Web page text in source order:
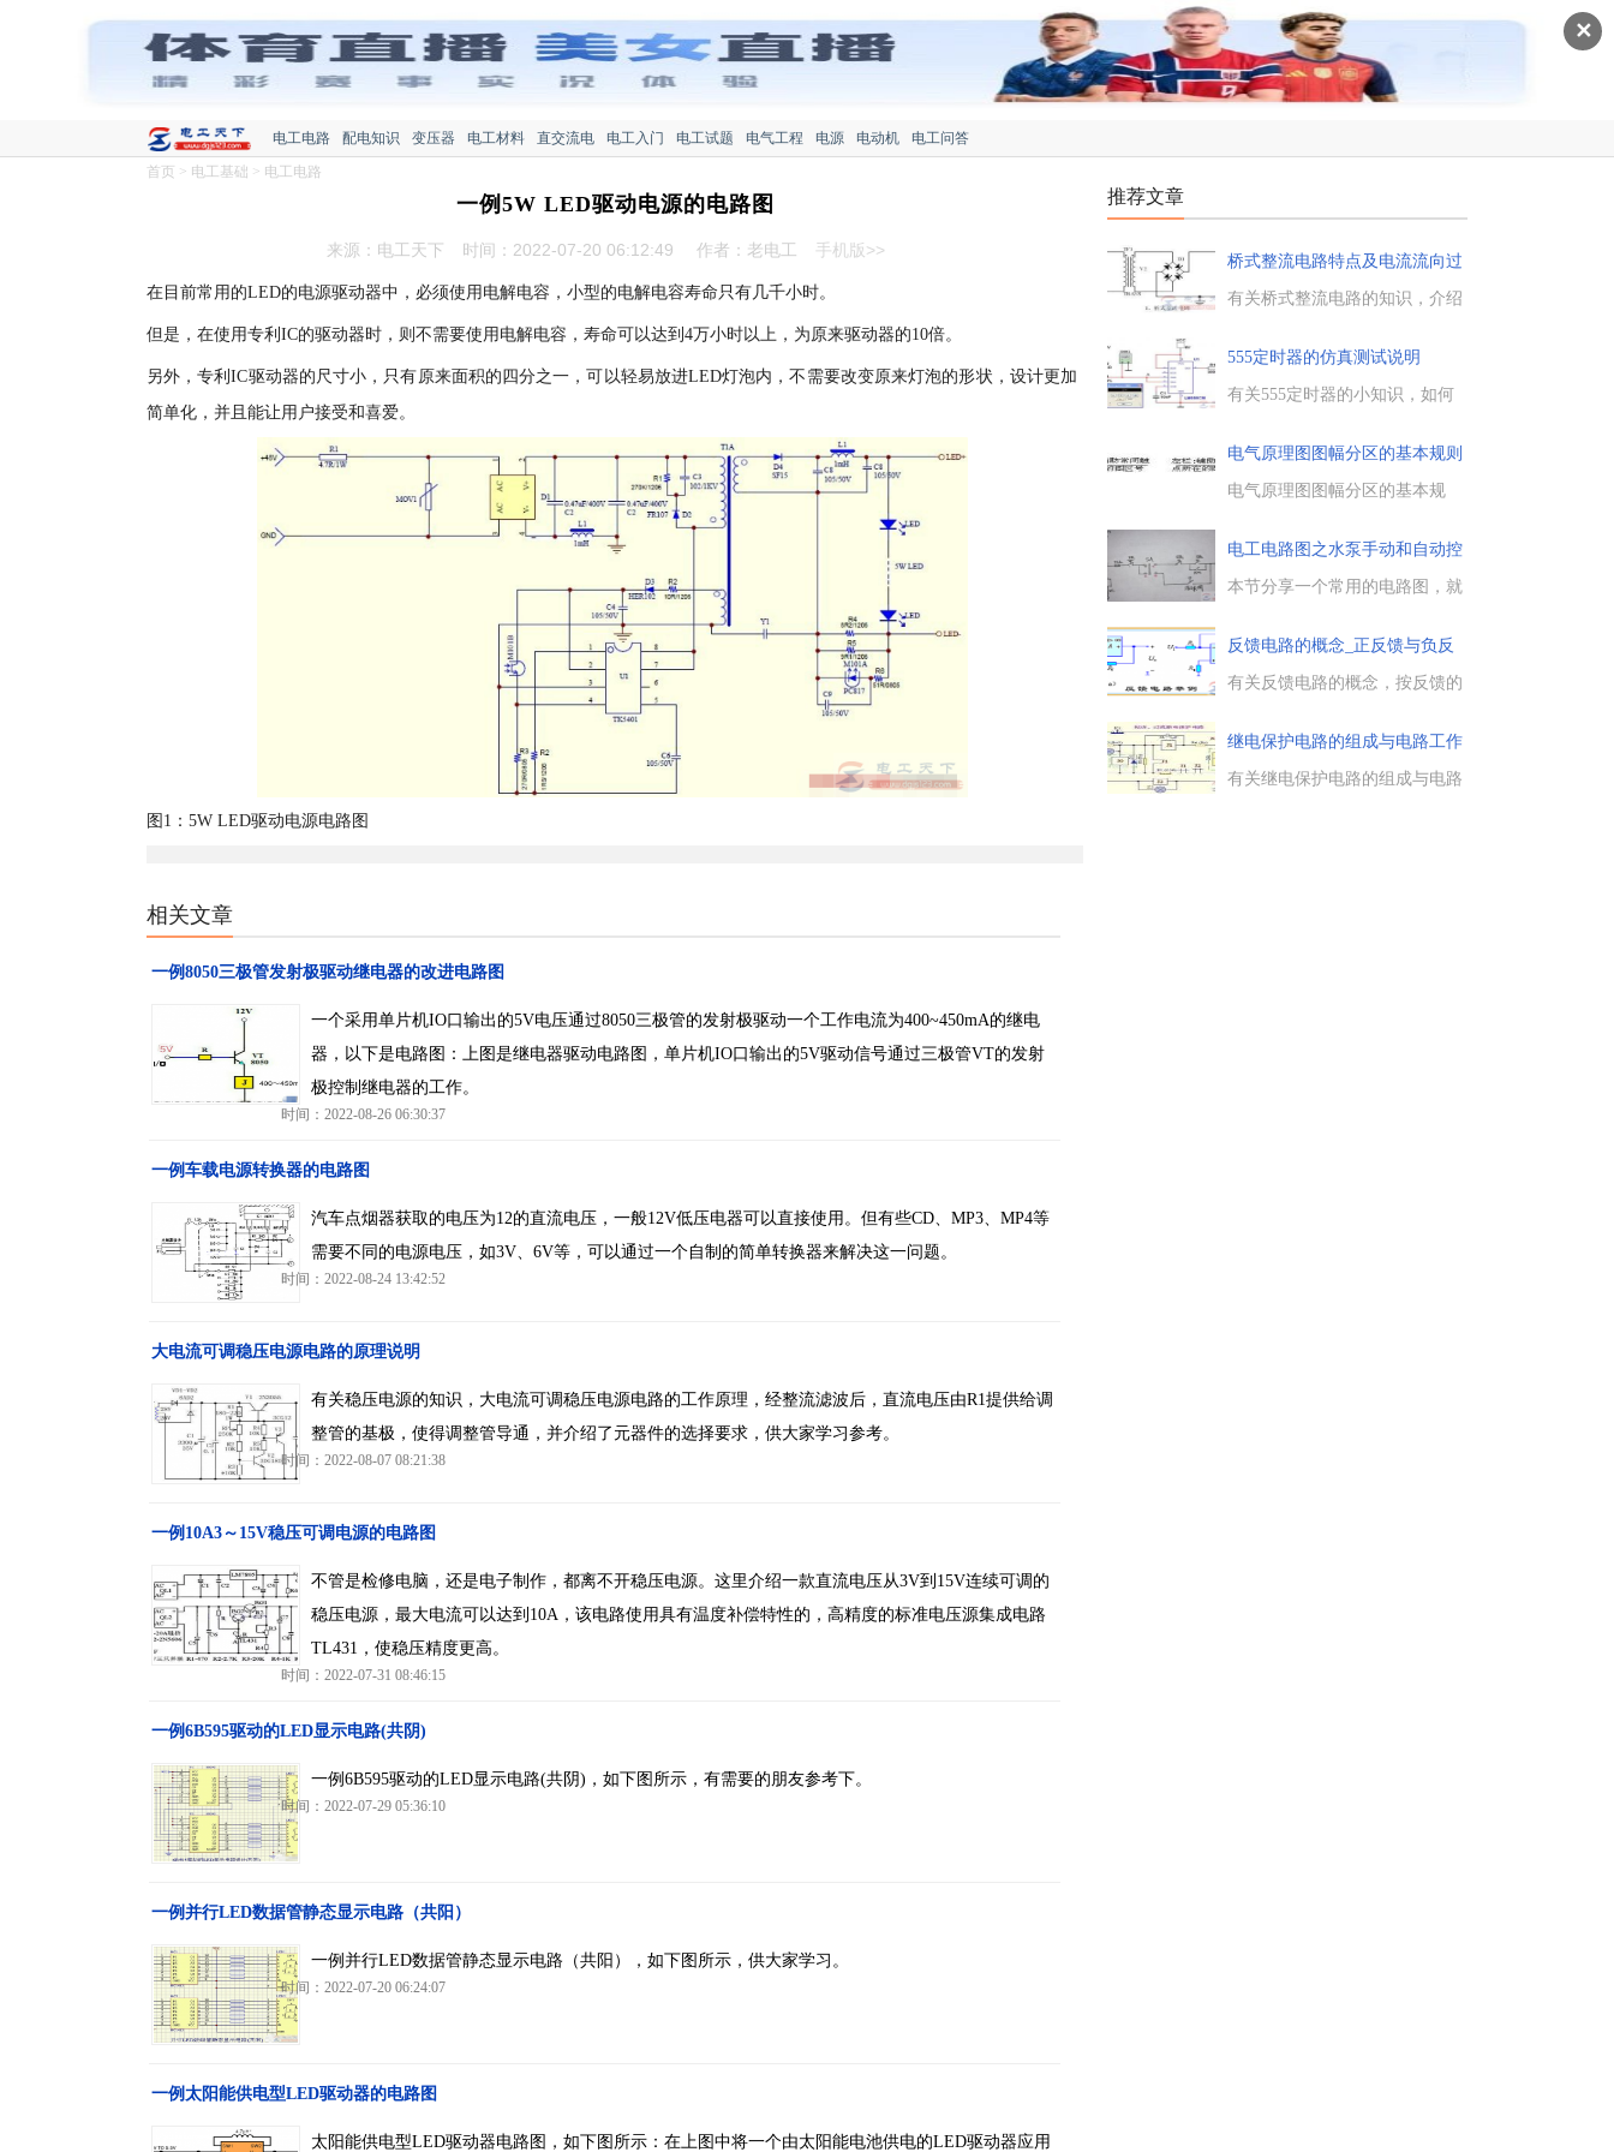
✕
电工电路 配电知识 变压器 电工材料 直交流电 电工入门 电工试题 电气工程 电源 电动机
电工问答
首页 > 电工基础 > 电工电路
一例5W LED驱动电源的电路图
来源：电工天下 时间：2022-07-20 06:12:49 作者：老电工 手机版>>
在目前常用的LED的电源驱动器中，必须使用电解电容，小型的电解电容寿命只有几千小时。
但是，在使用专利IC的驱动器时，则不需要使用电解电容，寿命可以达到4万小时以上，为原来驱动器的10倍。
另外，专利IC驱动器的尺寸小，只有原来面积的四分之一，可以轻易放进LED灯泡内，不需要改变原来灯泡的形状，设计更加
简单化，并且能让用户接受和喜爱。
图1：5W LED驱动电源电路图
相关文章
一例8050三极管发射极驱动继电器的改进电路图
一个采用单片机IO口输出的5V电压通过8050三极管的发射极驱动一个工作电流为400~450mA的继电
器，以下是电路图：上图是继电器驱动电路图，单片机IO口输出的5V驱动信号通过三极管VT的发射
极控制继电器的工作。
时间：2022-08-26 06:30:37
一例车载电源转换器的电路图
汽车点烟器获取的电压为12的直流电压，一般12V低压电器可以直接使用。但有些CD、MP3、MP4等
需要不同的电源电压，如3V、6V等，可以通过一个自制的简单转换器来解决这一问题。
时间：2022-08-24 13:42:52
大电流可调稳压电源电路的原理说明
有关稳压电源的知识，大电流可调稳压电源电路的工作原理，经整流滤波后，直流电压由R1提供给调
整管的基极，使得调整管导通，并介绍了元器件的选择要求，供大家学习参考。
时间：2022-08-07 08:21:38
一例10A3～15V稳压可调电源的电路图
不管是检修电脑，还是电子制作，都离不开稳压电源。这里介绍一款直流电压从3V到15V连续可调的
稳压电源，最大电流可以达到10A，该电路使用具有温度补偿特性的，高精度的标准电压源集成电路
TL431，使稳压精度更高。
时间：2022-07-31 08:46:15
一例6B595驱动的LED显示电路(共阴)
一例6B595驱动的LED显示电路(共阴)，如下图所示，有需要的朋友参考下。
时间：2022-07-29 05:36:10
一例并行LED数据管静态显示电路（共阳）
一例并行LED数据管静态显示电路（共阳），如下图所示，供大家学习。
时间：2022-07-20 06:24:07
一例太阳能供电型LED驱动器的电路图
太阳能供电型LED驱动器电路图，如下图所示：在上图中将一个由太阳能电池供电的LED驱动器应用
推荐文章
桥式整流电路特点及电流流向过
程
有关桥式整流电路的知识，介绍
关模型和恒压降模型，以及桥式
整流电流流向过程，感兴趣的朋
友参考下。...
555定时器的仿真测试说明
有关555定时器的小知识，如何
以采用电子仿真软件
MultisimV11.0来搭建仿真电路测
试，以下是555定时器的完整测
电气原理图图幅分区的基本规则
电气原理图图幅分区的基本规
容的位置及其用途，要对幅面较
大、内容复杂的电气图进行分
区，分区方法及其标注，触头索
电工电路图之水泵手动和自动控
制
本节分享一个常用的电路图，就
分组成，一是主回路，二是控制
回路，通过本例学习水泵手动和
自动控制电路的实现方法，有需
反馈电路的概念_正反馈与负反
馈
有关反馈电路的概念，按反馈的
馈和负反馈，正反馈主要用于信
号产生电路，放大电路和自动控
制系统通常采用负反馈技术以稳
继电保护电路的组成与电路工作
原
有关继电保护电路的组成与电路